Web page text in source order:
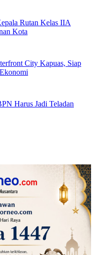
Rutan Kelas IIA
Kota
City Kapuas, Siap
Harus Jadi Teladan